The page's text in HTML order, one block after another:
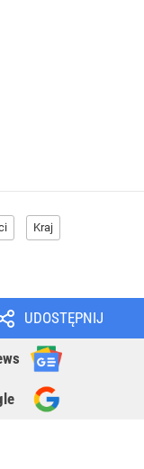
Kraj
UDOSTĘPNIJ